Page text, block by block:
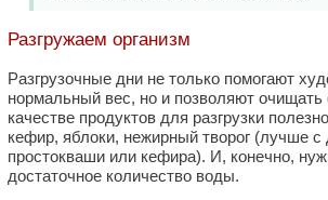
Разгружаем организм
Разгрузочные дни не только помогают
нормальный вес, но и позволяют очищать
качестве продуктов для разгрузки
кефир, яблоки, нежирный творог (лучше
простокваши или кефира). И, конечно,
достаточное количество воды.